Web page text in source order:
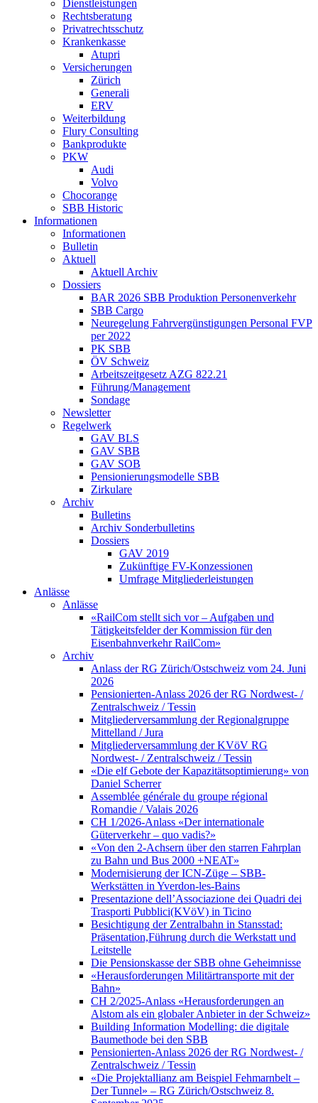
Dienstleistungen
Rechtsberatung
Privatrechtsschutz
Krankenkasse
Atupri
Versicherungen
Zürich
Generali
ERV
Weiterbildung
Flury Consulting
Bankprodukte
PKW
Audi
Volvo
Chocorange
SBB Historic
Informationen
Informationen
Bulletin
Aktuell
Aktuell Archiv
Dossiers
BAR 2026 SBB Produktion Personenverkehr
SBB Cargo
Neuregelung Fahrvergünstigungen Personal FVP
per 2022
PK SBB
ÖV Schweiz
Arbeitszeitgesetz AZG 822.21
Führung/Management
Sondage
Newsletter
Regelwerk
GAV BLS
GAV SBB
GAV SOB
Pensionierungsmodelle SBB
Zirkulare
Archiv
Bulletins
Archiv Sonderbulletins
Dossiers
GAV 2019
Zukünftige FV-Konzessionen
Umfrage Mitgliederleistungen
Anlässe
Anlässe
«RailCom stellt sich vor – Aufgaben und
Tätigkeitsfelder der Kommission für den
Eisenbahnverkehr RailCom»
Archiv
Anlass der RG Zürich/Ostschweiz vom 24. Juni
2026
Pensionierten-Anlass 2026 der RG Nordwest- /
Zentralschweiz / Tessin
Mitgliederversammlung der Regionalgruppe
Mittelland / Jura
Mitgliederversammlung der KVöV RG
Nordwest- / Zentralschweiz / Tessin
«Die elf Gebote der Kapazitätsoptimierung» von
Daniel Scherrer
Assemblée générale du groupe régional
Romandie / Valais 2026
CH 1/2026-Anlass «Der internationale
Güterverkehr – quo vadis?»
«Von den 2-Achsern über den starren Fahrplan
zu Bahn und Bus 2000 +NEAT»
Modernisierung der ICN-Züge – SBB-
Werkstätten in Yverdon-les-Bains
Presentazione dell’Associazione dei Quadri dei
Trasporti Pubblici(KVöV) in Ticino
Besichtigung der Zentralbahn in Stansstad:
Präsentation,Führung durch die Werkstatt und
Leitstelle
Die Pensionskasse der SBB ohne Geheimnisse
«Herausforderungen Militärtransporte mit der
Bahn»
CH 2/2025-Anlass «Herausforderungen an
Alstom als ein globaler Anbieter in der Schweiz»
Building Information Modelling: die digitale
Baumethode bei den SBB
Pensionierten-Anlass 2026 der RG Nordwest- /
Zentralschweiz / Tessin
«Die Projektallianz am Beispiel Fehmarnbelt –
Der Tunnel» – RG Zürich/Ostschweiz 8.